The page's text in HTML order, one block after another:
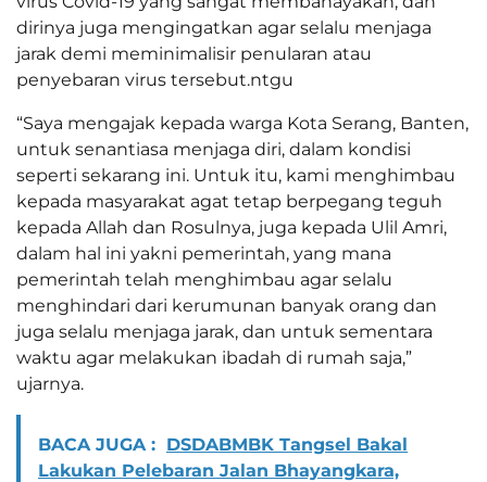
dirinya juga mengingatkan agar selalu menjaga
jarak demi meminimalisir penularan atau
penyebaran virus tersebut.ntgu
“Saya mengajak kepada warga Kota Serang, Banten,
untuk senantiasa menjaga diri, dalam kondisi
seperti sekarang ini. Untuk itu, kami menghimbau
kepada masyarakat agat tetap berpegang teguh
kepada Allah dan Rosulnya, juga kepada Ulil Amri,
dalam hal ini yakni pemerintah, yang mana
pemerintah telah menghimbau agar selalu
menghindari dari kerumunan banyak orang dan
juga selalu menjaga jarak, dan untuk sementara
waktu agar melakukan ibadah di rumah saja,”
ujarnya.
BACA JUGA : DSDABMBK Tangsel Bakal
Lakukan Pelebaran Jalan Bhayangkara,